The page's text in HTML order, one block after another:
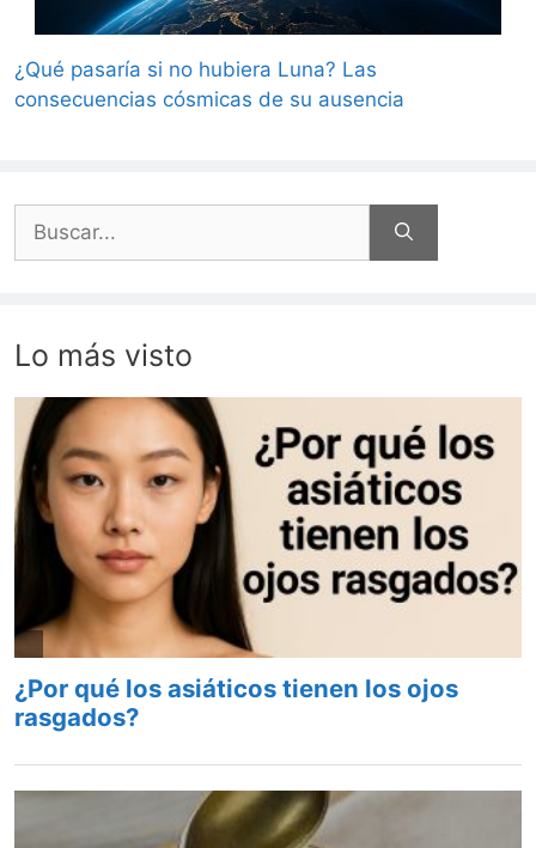
¿Qué pasaría si no hubiera Luna? Las
consecuencias cósmicas de su ausencia
Lo más visto